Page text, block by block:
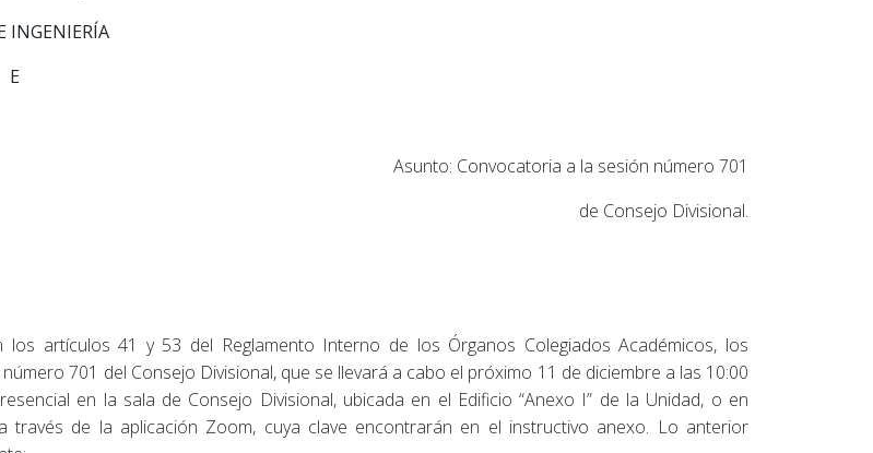
INGENIERÍA
Asunto: Convocatoria a la sesión número 701
de Consejo Divisional.
los artículos 41 y 53 del Reglamento Interno de los Órganos Colegiados Académicos, los
701 del Consejo Divisional, que se llevará a cabo el próximo 11 de diciembre a las 10:00
en la sala de Consejo Divisional, ubicada en el Edificio “Anexo I” de la Unidad, o en
través de la aplicación Zoom, cuya clave encontrarán en el instructivo anexo. Lo anterior